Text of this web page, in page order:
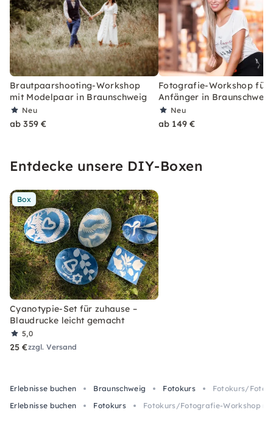
Brautpaarshooting-Workshop
mit Modelpaar in Braunschweig
Neu
ab 359 €
Fotografie-Workshop für
Anfänger in Braunschweig
Neu
ab 149 €
Entdecke unsere DIY-Boxen
Box
Cyanotypie-Set für zuhause –
Blaudrucke leicht gemacht
5,0
25 €zzgl. Versand
Erlebnisse buchen Braunschweig Fotokurs
Fotokurs/
Erlebnisse buchen
Fotokurs Fotokurs/Fotografie-Workshop